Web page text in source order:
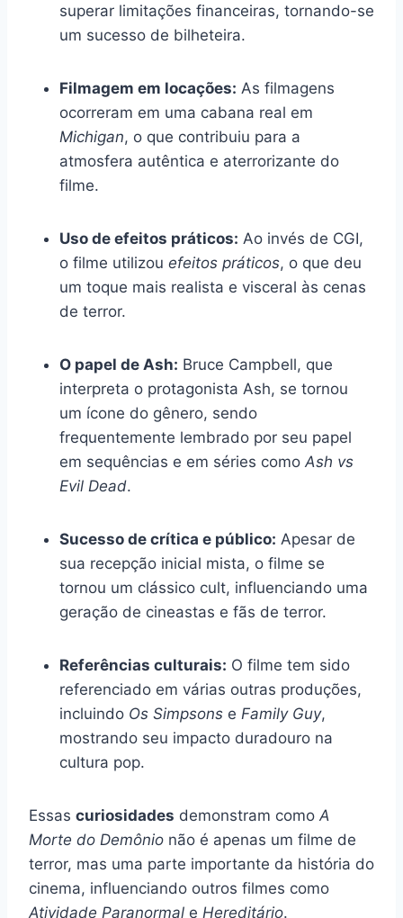
superar limitações financeiras, tornando-se
um sucesso de bilheteira.
Filmagem em locações: As filmagens
ocorreram em uma cabana real em
Michigan, o que contribuiu para a
atmosfera autêntica e aterrorizante do
filme.
Uso de efeitos práticos: Ao invés de CGI,
o filme utilizou efeitos práticos, o que deu
um toque mais realista e visceral às cenas
de terror.
O papel de Ash: Bruce Campbell, que
interpreta o protagonista Ash, se tornou
um ícone do gênero, sendo
frequentemente lembrado por seu papel
em sequências e em séries como Ash vs
Evil Dead.
Sucesso de crítica e público: Apesar de
sua recepção inicial mista, o filme se
tornou um clássico cult, influenciando uma
geração de cineastas e fãs de terror.
Referências culturais: O filme tem sido
referenciado em várias outras produções,
incluindo Os Simpsons e Family Guy,
mostrando seu impacto duradouro na
cultura pop.
Essas curiosidades demonstram como A
Morte do Demônio não é apenas um filme de
terror, mas uma parte importante da história do
cinema, influenciando outros filmes como
Atividade Paranormal e Hereditário.